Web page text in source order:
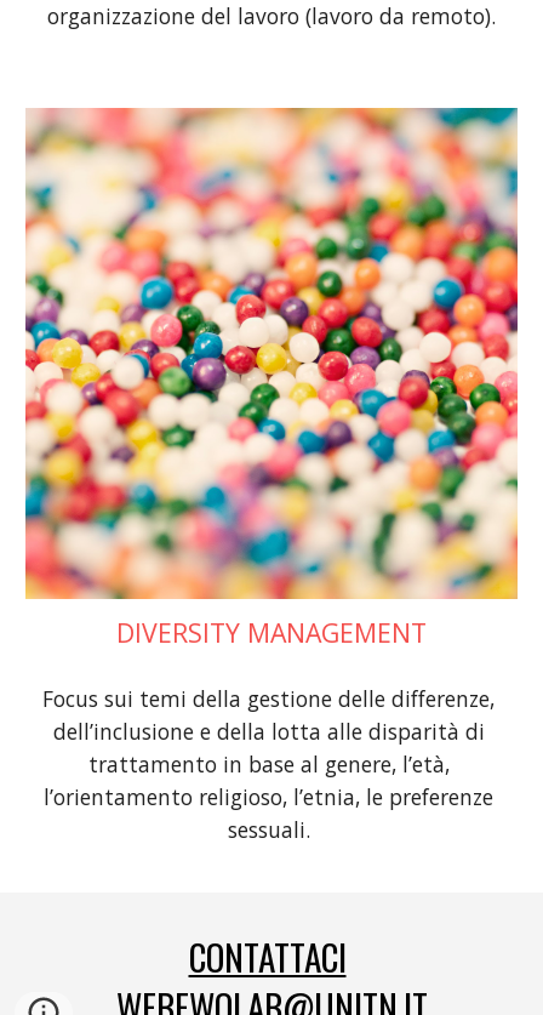
organizzazione del lavoro (lavoro da remoto).
DIVERSITY MANAGEMENT
Focus sui temi della gestione delle differenze,
dell’inclusione e della lotta alle disparità di
trattamento in base al genere, l’età,
l’orientamento religioso, l’etnia, le preferenze
sessuali.
CONTATTACI